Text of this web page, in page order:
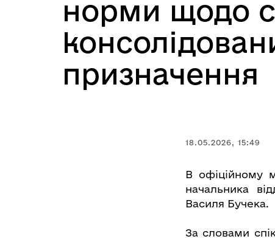
норми щодо
призначення
18.05.2026, 15:49
В офіційному
начальника
Василя Бучека.
За словами